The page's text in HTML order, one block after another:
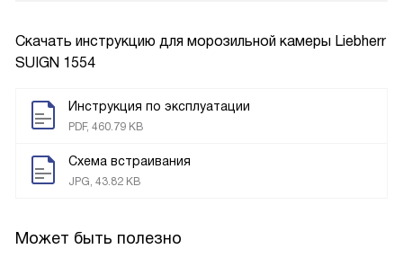
Скачать инструкцию для морозильной камеры Liebherr
SUIGN 1554
Инструкция по эксплуатации
PDF, 460.79 KB
Схема встраивания
JPG, 43.82 KB
Может быть полезно